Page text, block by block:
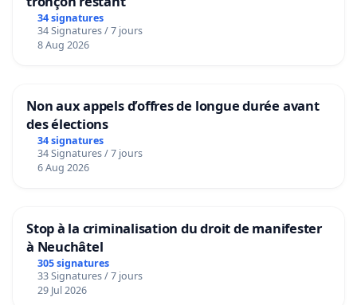
34 signatures
34 Signatures / 7 jours
8 Aug 2026
Non aux appels d’offres de longue durée avant
des élections
34 signatures
34 Signatures / 7 jours
6 Aug 2026
Stop à la criminalisation du droit de manifester
à Neuchâtel
305 signatures
33 Signatures / 7 jours
29 Jul 2026